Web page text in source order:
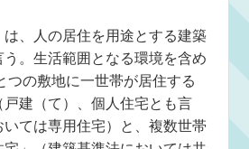
、人の居住を用途とする建築
。生活範囲となる環境を含め
つの敷地に一世帯が居住する
戸建（て）、個人住宅とも言
いては専用住宅）と、複数世帯